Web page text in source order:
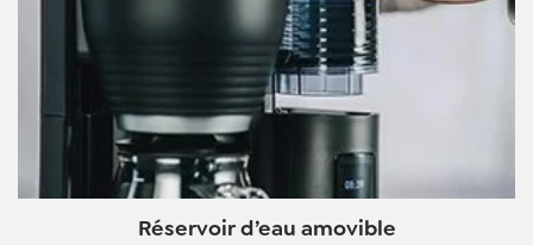
Réservoir d’eau amovible